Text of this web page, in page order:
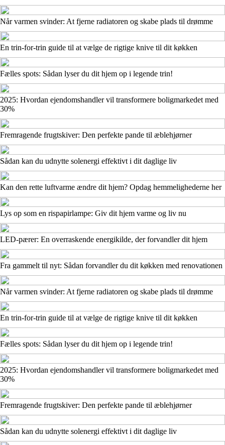
Når varmen svinder: At fjerne radiatoren og skabe plads til drømme
En trin-for-trin guide til at vælge de rigtige knive til dit køkken
Fælles spots: Sådan lyser du dit hjem op i legende trin!
2025: Hvordan ejendomshandler vil transformere boligmarkedet med
30%
Fremragende frugtskiver: Den perfekte pande til æblehjørner
Sådan kan du udnytte solenergi effektivt i dit daglige liv
Kan den rette luftvarme ændre dit hjem? Opdag hemmelighederne her
Lys op som en rispapirlampe: Giv dit hjem varme og liv nu
LED-pærer: En overraskende energikilde, der forvandler dit hjem
Fra gammelt til nyt: Sådan forvandler du dit køkken med renovationen
Når varmen svinder: At fjerne radiatoren og skabe plads til drømme
En trin-for-trin guide til at vælge de rigtige knive til dit køkken
Fælles spots: Sådan lyser du dit hjem op i legende trin!
2025: Hvordan ejendomshandler vil transformere boligmarkedet med
30%
Fremragende frugtskiver: Den perfekte pande til æblehjørner
Sådan kan du udnytte solenergi effektivt i dit daglige liv